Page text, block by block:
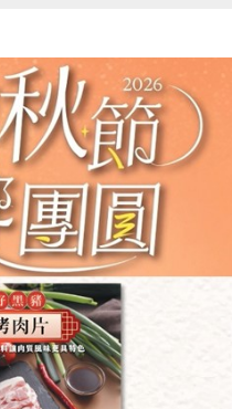
松葉美食有限公司
古早味紅豆湯(松葉美食有
限公司)-300g
淨重300公克(固形量180公克)
全素
常溫
$52